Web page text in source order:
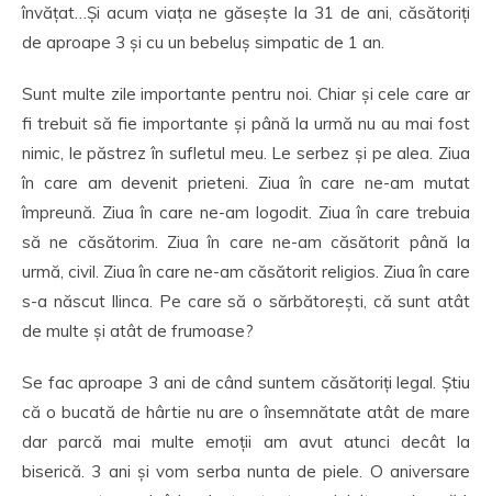
învățat…Și acum viața ne găsește la 31 de ani, căsătoriți
de aproape 3 și cu un bebeluș simpatic de 1 an.
Sunt multe zile importante pentru noi. Chiar și cele care ar
fi trebuit să fie importante și până la urmă nu au mai fost
nimic, le păstrez în sufletul meu. Le serbez și pe alea. Ziua
în care am devenit prieteni. Ziua în care ne-am mutat
împreună. Ziua în care ne-am logodit. Ziua în care trebuia
să ne căsătorim. Ziua în care ne-am căsătorit până la
urmă, civil. Ziua în care ne-am căsătorit religios. Ziua în care
s-a născut Ilinca. Pe care să o sărbătorești, că sunt atât
de multe și atât de frumoase?
Se fac aproape 3 ani de când suntem căsătoriți legal. Știu
că o bucată de hârtie nu are o însemnătate atât de mare
dar parcă mai multe emoții am avut atunci decât la
biserică. 3 ani și vom serba nunta de piele. O aniversare